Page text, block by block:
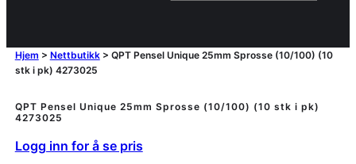
Hjem > Nettbutikk> QPT Pensel Unique 25mm Sprosse (10/100) (10
stk i pk) 4273025
QPT Pensel Unique 25mm Sprosse (10/100) (10 stk i pk)
4273025
Logg inn for å se pris